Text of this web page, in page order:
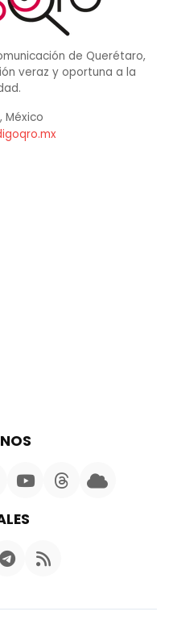
de Querétaro,
veraz y oportuna a la
México